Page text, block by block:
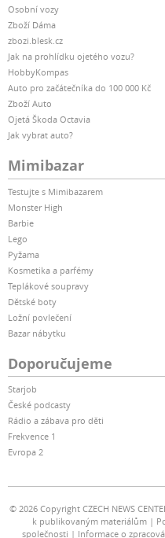
Osobní vozy
Zboží Dáma
zbozi.blesk.cz
Jak na prohlídku ojetého vozu?
HobbyKompas
Auto pro začátečníka do 100 000 Kč
Zboží Auto
Ojetá Škoda Octavia
Jak vybrat auto?
Mimibazar
Testujte s Mimibazarem
Monster High
Barbie
Lego
Pyžama
Kosmetika a parfémy
Teplákové soupravy
Dětské boty
Ložní povlečení
Bazar nábytku
Doporučujeme
Starjob
České podcasty
Rádio a zábava pro děti
Frekvence 1
Evropa 2
© 2026 Copyright CZECH NEWS
k publikovaným materiálům
společnosti
Informace o